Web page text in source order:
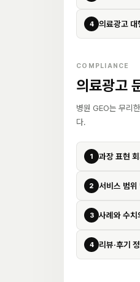
4 의료광고 대
COMPLIANCE
의료광고
병원 GEO는 무리
다.
1 과장 표현
2 서비스 범위
3 사례와 수치
4 리뷰·후기